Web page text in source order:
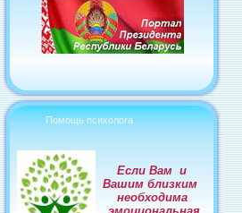
Помощь психолога
Если Вам и
Вашим близким
необходима